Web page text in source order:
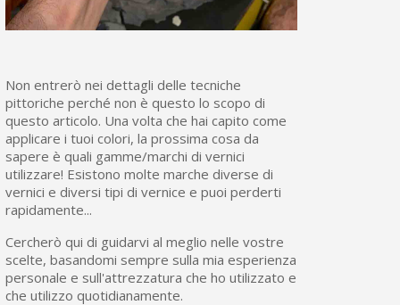
Non entrerò nei dettagli delle tecniche
pittoriche perché non è questo lo scopo di
questo articolo. Una volta che hai capito come
applicare i tuoi colori, la prossima cosa da
sapere è quali gamme/marchi di vernici
utilizzare! Esistono molte marche diverse di
vernici e diversi tipi di vernice e puoi perderti
rapidamente...
Cercherò qui di guidarvi al meglio nelle vostre
scelte, basandomi sempre sulla mia esperienza
personale e sull'attrezzatura che ho utilizzato e
che utilizzo quotidianamente.